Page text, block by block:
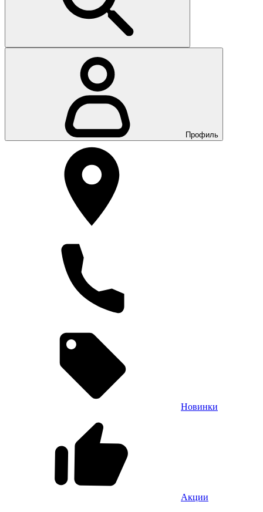
Профиль
Новинки
Акции